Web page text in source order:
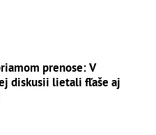
prenose: V
diskusii lietali fľaše aj